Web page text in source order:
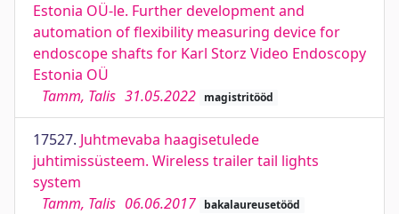
Estonia OÜ-le. Further development and
automation of flexibility measuring device for
endoscope shafts for Karl Storz Video Endoscopy
Estonia OÜ
Tamm, Talis 31.05.2022 magistritööd
17527. Juhtmevaba haagisetulede
juhtimissüsteem. Wireless trailer tail lights
system
Tamm, Talis 06.06.2017 bakalaureusetööd